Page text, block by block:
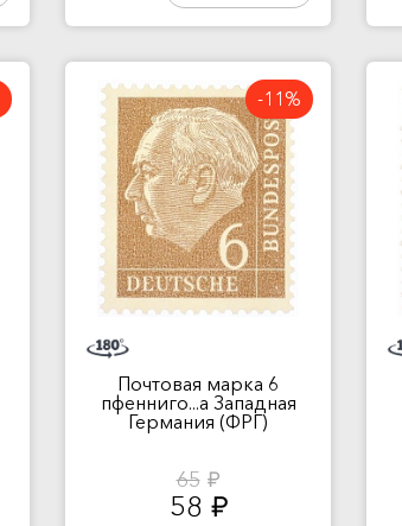
-11%
Почтовая марка 6
пфенниго...а Западная
Германия (ФРГ)
65 руб.
58 руб.